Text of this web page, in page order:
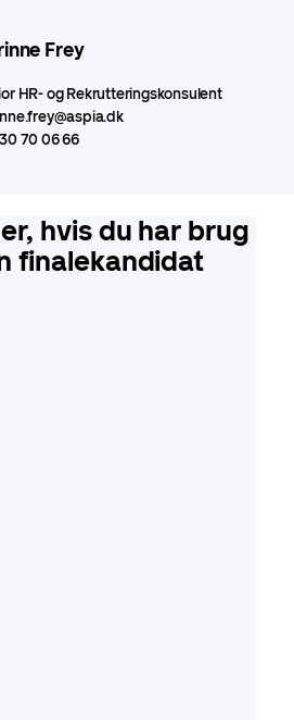
Frey
HR- og Rekrutteringskonsulent
70 06 66
hvis du har brug
finalekandidat